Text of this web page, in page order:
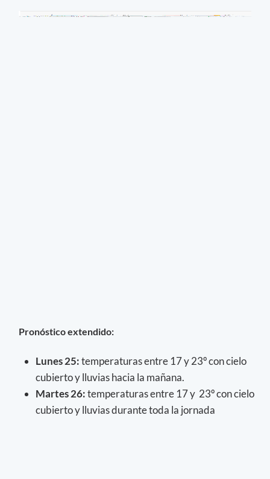
Pronóstico extendido:
Lunes 25:temperaturas entre 17 y 23º con cielo
cubierto y lluvias hacia la mañana.
Martes 26:temperaturas entre 17 y 23º con cielo
cubierto y lluvias durante toda la jornada